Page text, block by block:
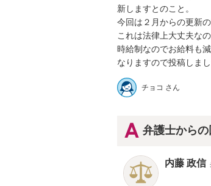
新しますとのこと。
今回は２月からの更新
これは法律上大丈夫なの
時給制なのでお給料も
なりますので投稿しまし
チョコ さん
弁護士から
内藤 政信